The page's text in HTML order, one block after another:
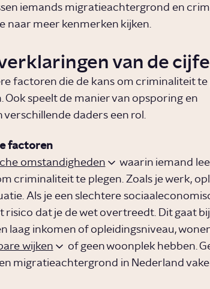
iemands migratieachtergrond en
naar meer kenmerken kijken.
van de
factoren die de kans om criminaliteit te
Ook speelt de manier van opsporing en
verschillende daders een rol.
factoren
omstandigheden
waarin iemand
criminaliteit te plegen. Zoals je werk,
Als je een slechtere
risico dat je de wet overtreedt. Dit gaat
laag inkomen of opleidingsniveau,
wijken
of geen woonplek hebben.
migratieachtergrond in Nederland